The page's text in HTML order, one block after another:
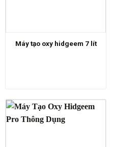
Máy tạo oxy hidgeem 7 lít